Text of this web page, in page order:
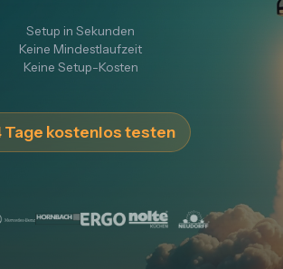
Setup in Sekunden
Keine Mindestlaufzeit
Keine Setup-Kosten
Tage kostenlos testen